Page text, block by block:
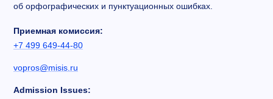
об орфографических и пунктуационных ошибках.
Приемная комиссия:
+7 499 649-44-80
vopros@misis.ru
Admission Issues: